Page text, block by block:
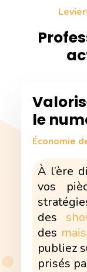
le
Économie
À l’ère
vos
des
des
publiez
prisés